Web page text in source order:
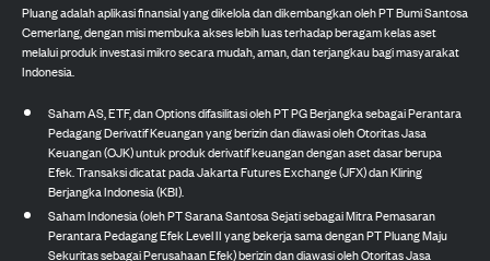
Pluang adalah aplikasi finansial yang dikelola dan dikembangkan oleh PT Bumi Santosa
Cemerlang, dengan misi membuka akses lebih luas terhadap beragam kelas aset
melalui produk investasi mikro secara mudah, aman, dan terjangkau bagi masyarakat
Indonesia.
Saham AS, ETF, dan Options difasilitasi oleh PT PG Berjangka sebagai Perantara
Pedagang Derivatif Keuangan yang berizin dan diawasi oleh Otoritas Jasa
Keuangan (OJK) untuk produk derivatif keuangan dengan aset dasar berupa
Efek. Transaksi dicatat pada Jakarta Futures Exchange (JFX) dan Kliring
Berjangka Indonesia (KBI).
Saham Indonesia (oleh PT Sarana Santosa Sejati sebagai Mitra Pemasaran
Perantara Pedagang Efek Level II yang bekerja sama dengan PT Pluang Maju
Sekuritas sebagai Perusahaan Efek) berizin dan diawasi oleh Otoritas Jasa